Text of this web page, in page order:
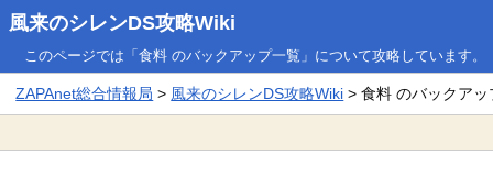
風来のシレンDS攻略Wiki
このページでは「食料 のバックアップ一覧」について攻略しています。
ZAPAnet総合情報局 > 風来のシレンDS攻略Wiki > 食料 のバックアッ